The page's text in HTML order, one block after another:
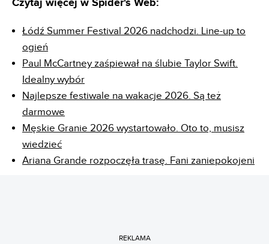
Czytaj więcej w Spider's Web:
Łódź Summer Festival 2026 nadchodzi. Line-up to
ogień
Paul McCartney zaśpiewał na ślubie Taylor Swift.
Idealny wybór
Najlepsze festiwale na wakacje 2026. Są też
darmowe
Męskie Granie 2026 wystartowało. Oto to, musisz
wiedzieć
Ariana Grande rozpoczęła trasę. Fani zaniepokojeni
REKLAMA